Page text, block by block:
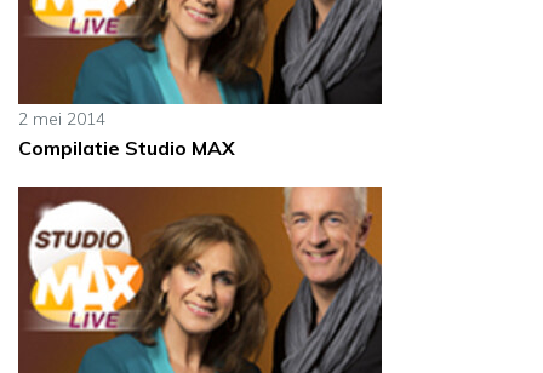
2 mei 2014
Compilatie Studio MAX